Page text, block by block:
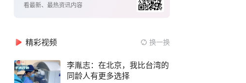
看最新、最热资讯内容
精彩视频 换一换
李胤志：在北京，我比台湾的
同龄人有更多选择